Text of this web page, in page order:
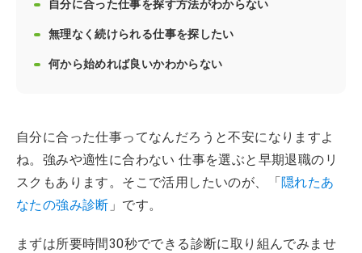
自分に合った仕事を探す方法がわからない
無理なく続けられる仕事を探したい
何から始めれば良いかわからない
自分に合った仕事ってなんだろうと不安になりますよ
ね。強みや適性に合わない 仕事を選ぶと早期退職のリ
スクもあります。そこで活用したいのが、「隠れたあ
なたの強み診断 」です。
まずは所要時間30秒でできる診断に取り組んでみませ